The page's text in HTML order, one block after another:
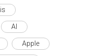
AI
Apple